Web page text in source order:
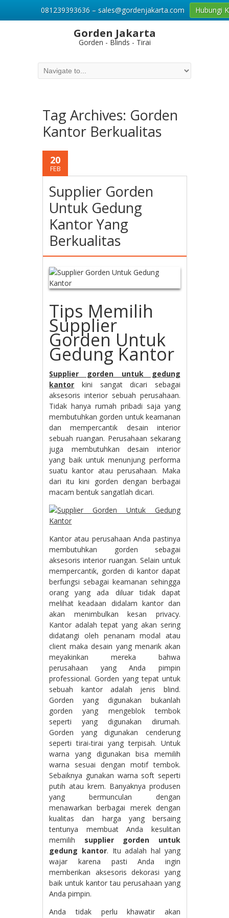
Gorden Jakarta
Gorden - Blinds - Tirai
Tag Archives: Gorden
Kantor Berkualitas
20
FEB
Supplier Gorden
Untuk Gedung
Kantor Yang
Berkualitas
Tips Memilih
Supplier
Gorden Untuk
Gedung Kantor
Supplier gorden untuk gedung
kantor kini sangat dicari sebagai
aksesoris interior sebuah perusahaan.
Tidak hanya rumah pribadi saja yang
membutuhkan gorden untuk keamanan
dan mempercantik desain interior
sebuah ruangan. Perusahaan sekarang
juga membutuhkan desain interior
yang baik untuk menunjung performa
suatu kantor atau perusahaan. Maka
dari itu kini gorden dengan berbagai
macam bentuk sangatlah dicari.
Kantor atau perusahaan Anda pastinya
membutuhkan gorden sebagai
aksesoris interior ruangan. Selain untuk
mempercantik, gorden di kantor dapat
berfungsi sebagai keamanan sehingga
orang yang ada diluar tidak dapat
melihat keadaan didalam kantor dan
akan menimbulkan kesan privacy.
Kantor adalah tepat yang akan sering
didatangi oleh penanam modal atau
client maka desain yang menarik akan
meyakinkan mereka bahwa
perusahaan yang Anda pimpin
professional. Gorden yang tepat untuk
sebuah kantor adalah jenis blind.
Gorden yang digunakan bukanlah
gorden yang mengeblok tembok
seperti yang digunakan dirumah.
Gorden yang digunakan cenderung
seperti tirai-tirai yang terpisah. Untuk
warna yang digunakan bisa memilih
warna sesuai dengan motif tembok.
Sebaiknya gunakan warna soft seperti
putih atau krem. Banyaknya produsen
yang bermunculan dengan
menawarkan berbagai merek dengan
kualitas dan harga yang bersaing
tentunya membuat Anda kesulitan
memilih supplier gorden untuk
gedung kantor. Itu adalah hal yang
wajar karena pasti Anda ingin
memberikan aksesoris dekorasi yang
baik untuk kantor tau perusahaan yang
Anda pimpin.
Anda tidak perlu khawatir akan
081239393636 – sales@gordenjakarta.com Hubungi